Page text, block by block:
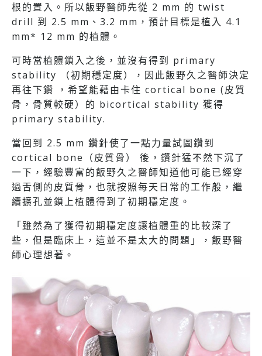
根的置入。所以飯野醫師先從 2 mm 的 twist
drill 到 2.5 mm、3.2 mm，預計目標是植入 4.1
mm* 12 mm 的植體。
可時當植體鎖入之後，並沒有得到 primary
stability （初期穩定度），因此飯野久之醫師決定
再往下鑽 ，希望能藉由卡住 cortical bone (皮質
骨，骨質較硬）的 bicortical stability 獲得
primary stability.
當回到 2.5 mm 鑽針使了一點力量試圖鑽到
cortical bone（皮質骨） 後，鑽針猛不然下沉了
一下，經驗豐富的飯野久之醫師知道他可能已經穿
過舌側的皮質骨，也就按照每天日常的工作般，繼
續擴孔並鎖上植體得到了初期穩定度。
「雖然為了獲得初期穩定度讓植體重的比較深了
些，但是臨床上，這並不是太大的問題」，飯野醫
師心理想著。